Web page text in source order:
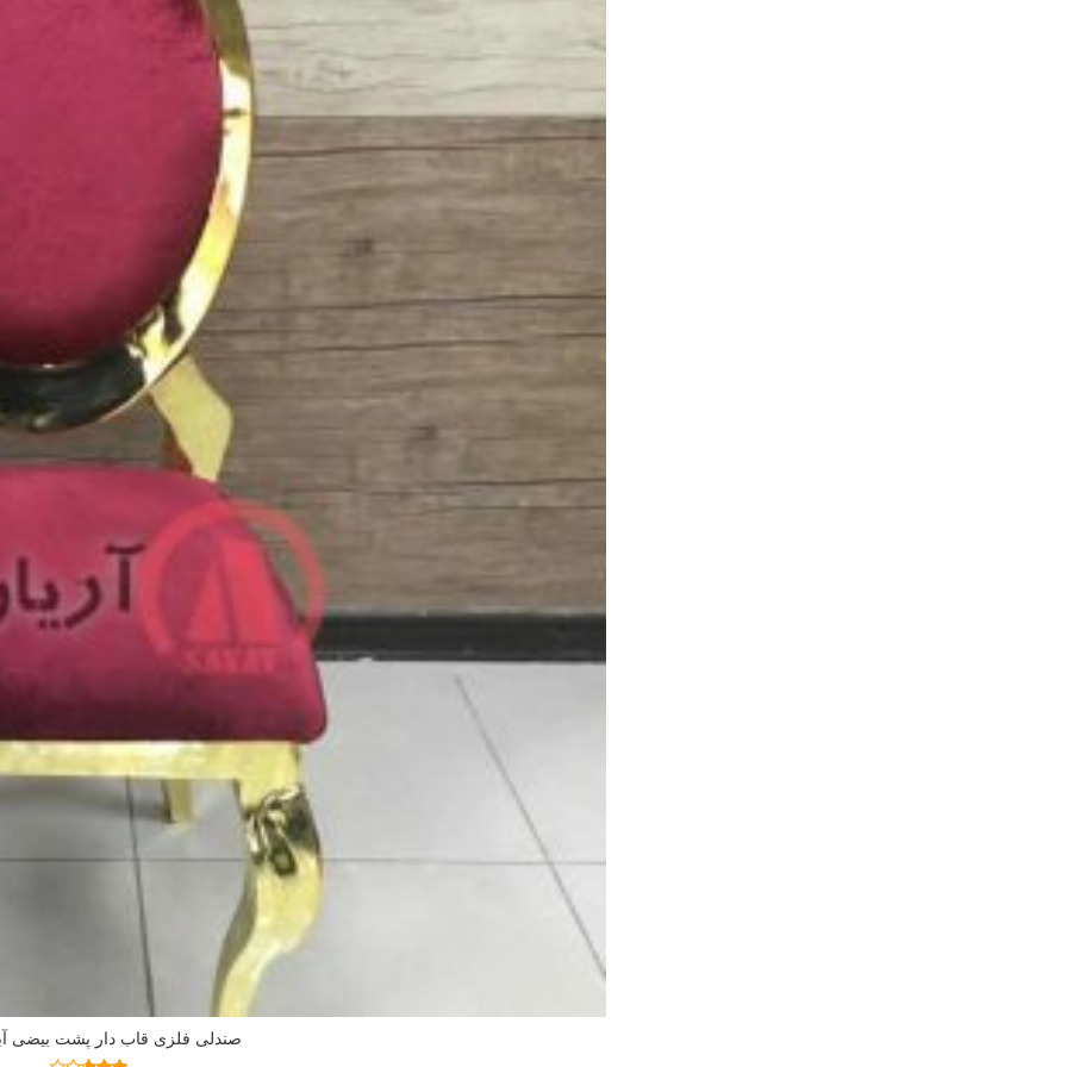
صندلی فلزی قاب دار پشت بیضی